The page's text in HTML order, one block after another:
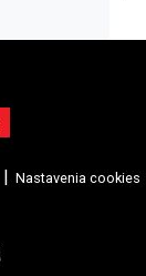
Nastavenia cookies